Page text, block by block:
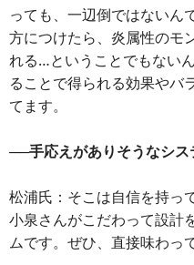
っても、一辺倒ではないん
方につけたら、炎属性のモ
れる…ということでもない
ることで得られる効果やバ
てます。
──手応えがありそうなシス
松浦氏：そこは自信を持っ
小泉さんがこだわって設計
ムです。ぜひ、直接味わっ